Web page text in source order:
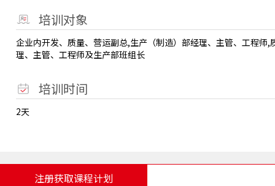
培训对象
企业内开发、质量、营运副总,生产（制造）部经理、主管、工程
理、主管、工程师及生产部班组长
培训时间
2天
注册获取课程计划